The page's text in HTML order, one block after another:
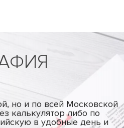
но и по всей Московской
калькулятор либо по
в удобные день и